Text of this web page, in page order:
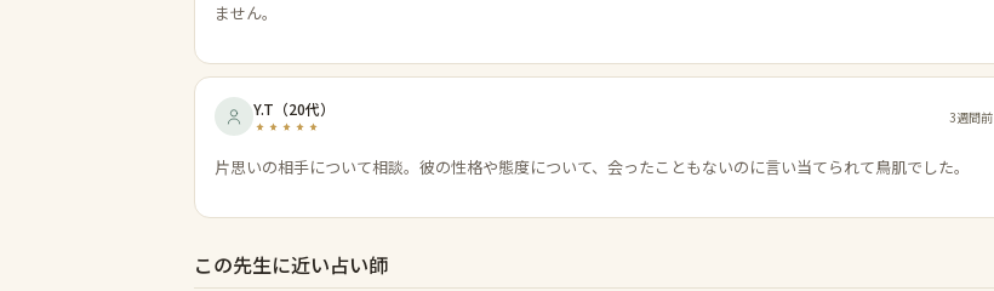
ません。
Y.T （20代） 3週間前
片思いの相手について相談。彼の性格や態度について、会ったこともないのに言い当てられて鳥肌でした。
この先生に近い占い師